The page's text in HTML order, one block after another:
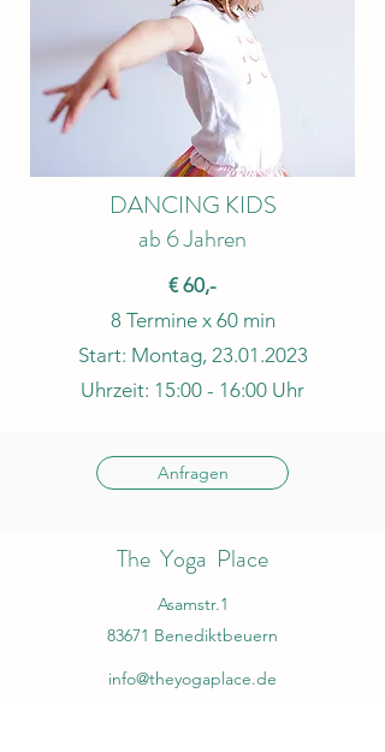
DANCING KIDS
ab 6 Jahren
€ 60,-
8 Termine x 60 min
Start: Montag, 23.01.2023
Uhrzeit: 15:00 - 16:00 Uhr
Anfragen
The Yoga Place
Asamstr.1
83671 Benediktbeuern
info@theyogaplace.de